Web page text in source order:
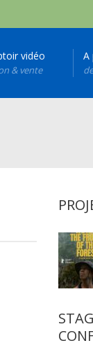
vidéo
& vente
A